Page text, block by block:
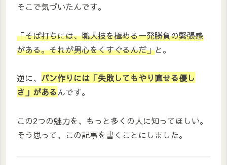
そこで気づいたんです。
「そば打ちには、職人技を極める一発勝負の緊張感
がある。それが男心をくすぐるんだ」と。
逆に、 パン作りには「失敗してもやり直せる優し
さ」があるんです。
この2つの魅力を、もっと多くの人に知ってほしい。
そう思って、この記事を書くことにしました。